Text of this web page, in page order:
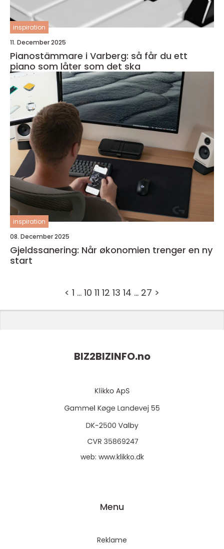
inspiration
11. December 2025
Pianostämmare i Varberg: så får du ett
piano som låter som det ska
inspiration
08. December 2025
Gjeldssanering: Når økonomien trenger en ny
start
< 1 … 10 11 12 13 14 … 27 >
BIZ2BIZINFO.no
web: www.klikko.dk
Menu
Reklame